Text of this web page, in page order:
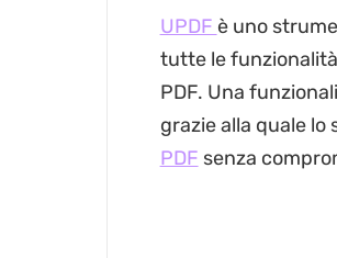
UPDF è uno
tutte le
PDF. Una
grazie alla quale
PDF senza